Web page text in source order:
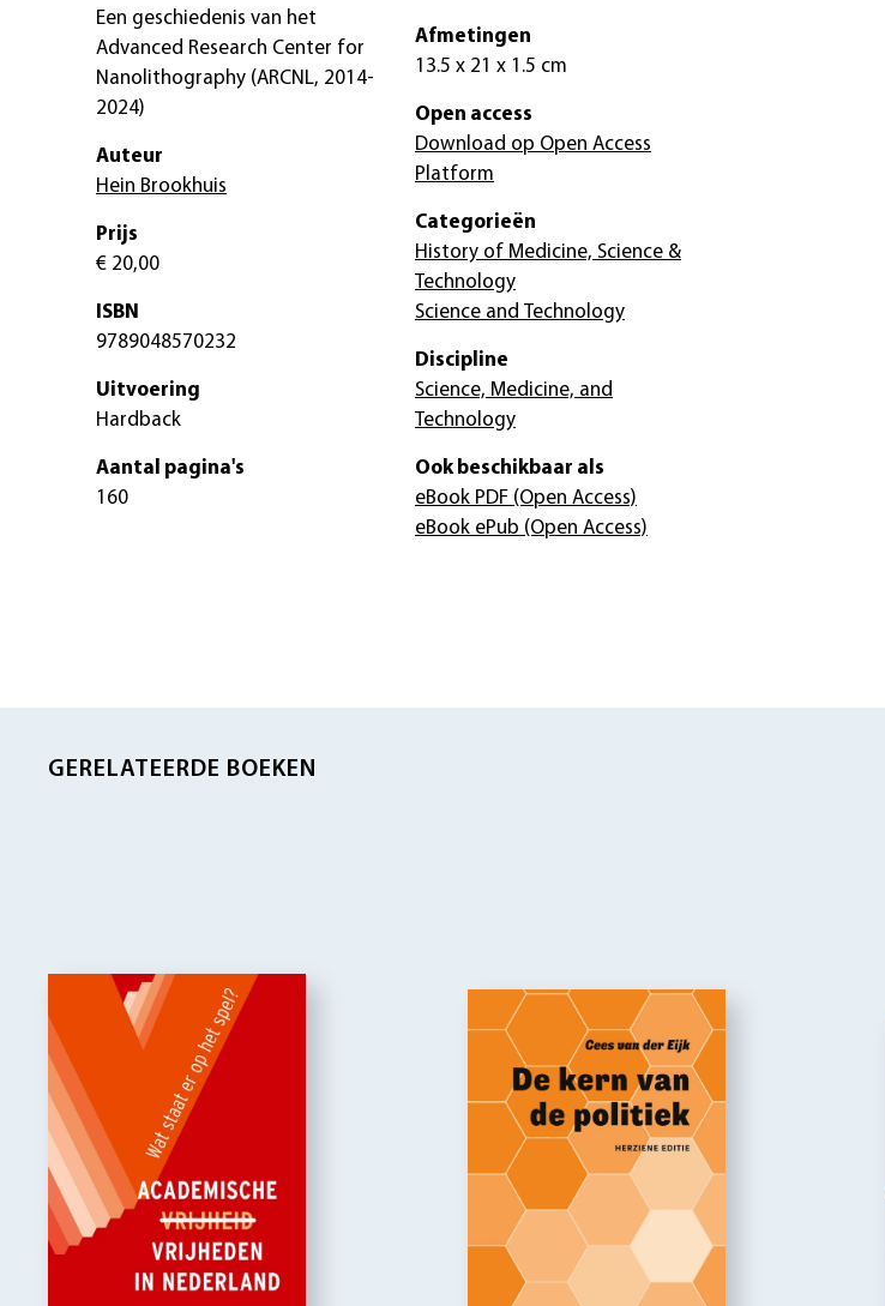
Een geschiedenis van het
Advanced Research Center for
Nanolithography (ARCNL, 2014-
2024)
Auteur
Hein Brookhuis
Prijs
€ 20,00
ISBN
9789048570232
Uitvoering
Hardback
Aantal pagina's
160
Afmetingen
13.5 x 21 x 1.5 cm
Open access
Download op Open Access
Platform
Categorieën
History of Medicine, Science &
Technology
Science and Technology
Discipline
Science, Medicine, and
Technology
Ook beschikbaar als
eBook PDF (Open Access)
eBook ePub (Open Access)
GERELATEERDE BOEKEN